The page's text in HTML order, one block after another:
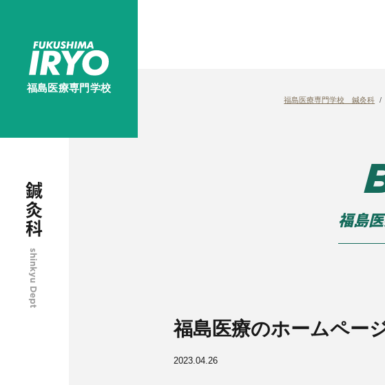
福島医療専門学校
鍼灸科
shinkyu Dept
福島医療専門学校 鍼灸科
福島
福島医療のホームペー
2023.04.26